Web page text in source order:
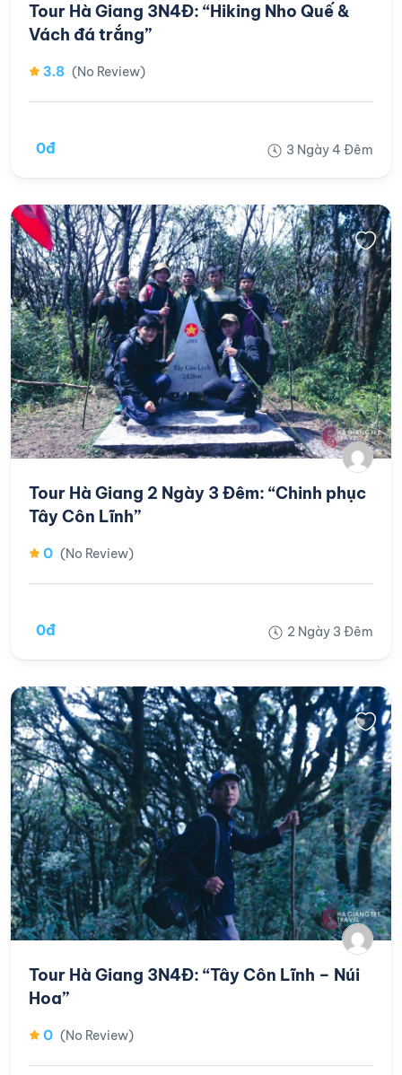
Tour Hà Giang 3N4Đ: “Hiking Nho Quế &
Vách đá trắng”
3.8 (No Review)
0đ 3 Ngày 4 Đêm
Tour Hà Giang 2 Ngày 3 Đêm: “Chinh phục
Tây Côn Lĩnh”
0 (No Review)
0đ 2 Ngày 3 Đêm
Tour Hà Giang 3N4Đ: “Tây Côn Lĩnh – Núi
Hoa”
0 (No Review)